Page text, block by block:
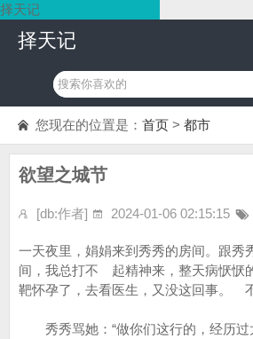
择天记
择天记
您现在的位置是： 首页 > 都市
欲望之城节
[db:作者] 2024-01-06 02:15:15
一天夜里，娟娟来到秀秀的房间。跟秀
间，我总打不 起精神来，整天病恹恹
靶怀孕了，去看医生，又没这回事。
秀秀骂她：“做你们这行的，经历过